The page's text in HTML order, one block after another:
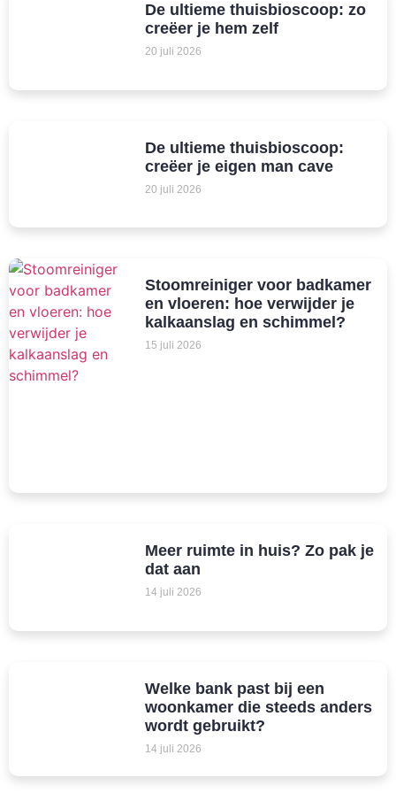
De ultieme thuisbioscoop: zo
creëer je hem zelf
20 juli 2026
De ultieme thuisbioscoop:
creëer je eigen man cave
20 juli 2026
Stoomreiniger voor badkamer
en vloeren: hoe verwijder je
kalkaanslag en schimmel?
15 juli 2026
Meer ruimte in huis? Zo pak je
dat aan
14 juli 2026
Welke bank past bij een
woonkamer die steeds anders
wordt gebruikt?
14 juli 2026